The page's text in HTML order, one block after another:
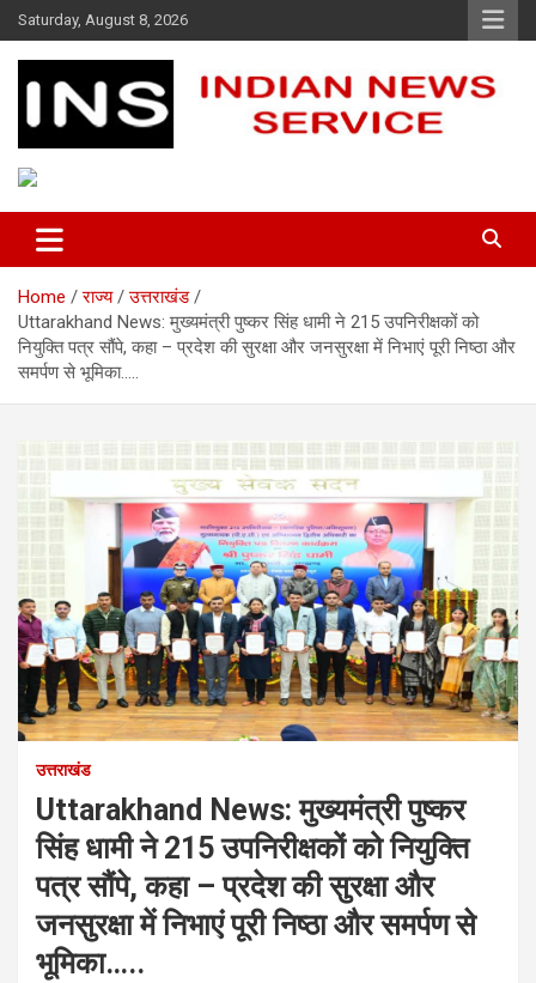
Skip
to
content
Saturday, August 8, 2026
Indian News Service
Home राज्य
उत्तराखंड
Uttarakhand News: मुख्यमंत्री पुष्कर सिंह धामी ने 215 उपनिरीक्षकों को
नियुक्ति पत्र सौंपे, कहा – प्रदेश की सुरक्षा और जनसुरक्षा में निभाएं पूरी निष्ठा और
समर्पण से भूमिका…..
उत्तराखंड
Uttarakhand News: मुख्यमंत्री पुष्कर
सिंह धामी ने 215 उपनिरीक्षकों को नियुक्ति
पत्र सौंपे, कहा – प्रदेश की सुरक्षा और
जनसुरक्षा में निभाएं पूरी निष्ठा और समर्पण से
भूमिका…..